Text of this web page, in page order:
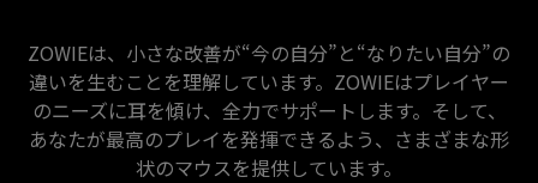
ZOWIEは、小さな改善が“今の自分”と“なりたい自分”の
違いを生むことを理解しています。ZOWIEはプレイヤー
のニーズに耳を傾け、全力でサポートします。そして、
あなたが最高のプレイを発揮できるよう、さまざまな形
状のマウスを提供しています。